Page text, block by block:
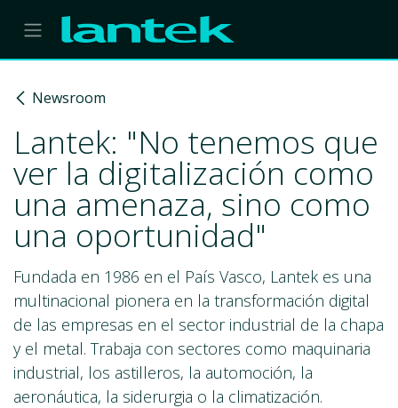
Skip to Content
Newsroom
Lantek: "No tenemos que
ver la digitalización como
una amenaza, sino como
una oportunidad"
Fundada en 1986 en el País Vasco, Lantek es una
multinacional pionera en la transformación digital
de las empresas en el sector industrial de la chapa
y el metal. Trabaja con sectores como maquinaria
industrial, los astilleros, la automoción, la
aeronáutica, la siderurgia o la climatización.